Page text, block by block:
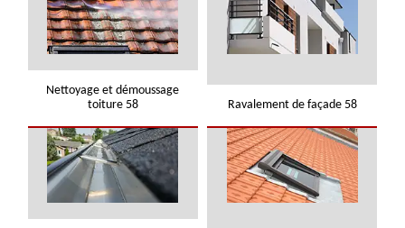
Nettoyage et démoussage
toiture 58
Ravalement de façade 58